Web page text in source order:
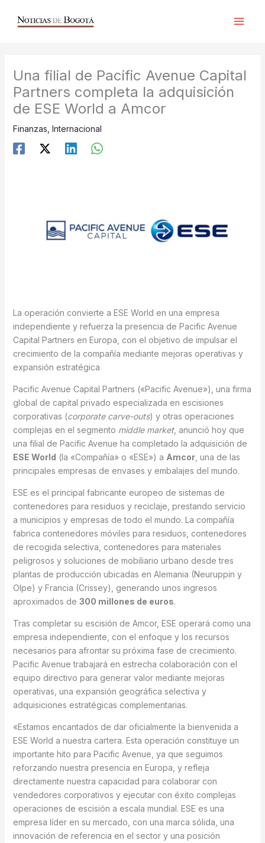
Una filial de Pacific Avenue Capital
Partners completa la adquisición
de ESE World a Amcor
Finanzas Internacional
La operación convierte a ESE World en una empresa
independiente y refuerza la presencia de Pacific Avenue
Capital Partners en Europa, con el objetivo de impulsar el
crecimiento de la compañía mediante mejoras operativas y
expansión estratégica
Pacific Avenue Capital Partners («Pacific Avenue»), una firma
global de capital privado especializada en escisiones
corporativas (corporate carve-outs) y otras operaciones
complejas en el segmento middle market, anunció hoy que
una filial de Pacific Avenue ha completado la adquisición de
ESE World (la «Compañía» o «ESE») a Amcor, una de las
principales empresas de envases y embalajes del mundo.
ESE es el principal fabricante europeo de sistemas de
contenedores para residuos y reciclaje, prestando servicio
a municipios y empresas de todo el mundo. La compañía
fabrica contenedores móviles para residuos, contenedores
de recogida selectiva, contenedores para materiales
peligrosos y soluciones de mobiliario urbano desde tres
plantas de producción ubicadas en Alemania (Neuruppin y
Olpe) y Francia (Crissey), generando unos ingresos
aproximados de 300 millones de euros.
Tras completar su escisión de Amcor, ESE operará como una
empresa independiente, con el enfoque y los recursos
necesarios para afrontar su próxima fase de crecimiento.
Pacific Avenue trabajará en estrecha colaboración con el
equipo directivo para generar valor mediante mejoras
operativas, una expansión geográfica selectiva y
adquisiciones estratégicas complementarias.
«Estamos encantados de dar oficialmente la bienvenida a
ESE World a nuestra cartera. Esta operación constituye un
importante hito para Pacific Avenue, ya que seguimos
reforzando nuestra presencia en Europa, y refleja
directamente nuestra capacidad para colaborar con
vendedores corporativos y ejecutar con éxito complejas
operaciones de escisión a escala mundial. ESE es una
empresa líder en su mercado, con una marca sólida, una
innovación de referencia en el sector y una posición